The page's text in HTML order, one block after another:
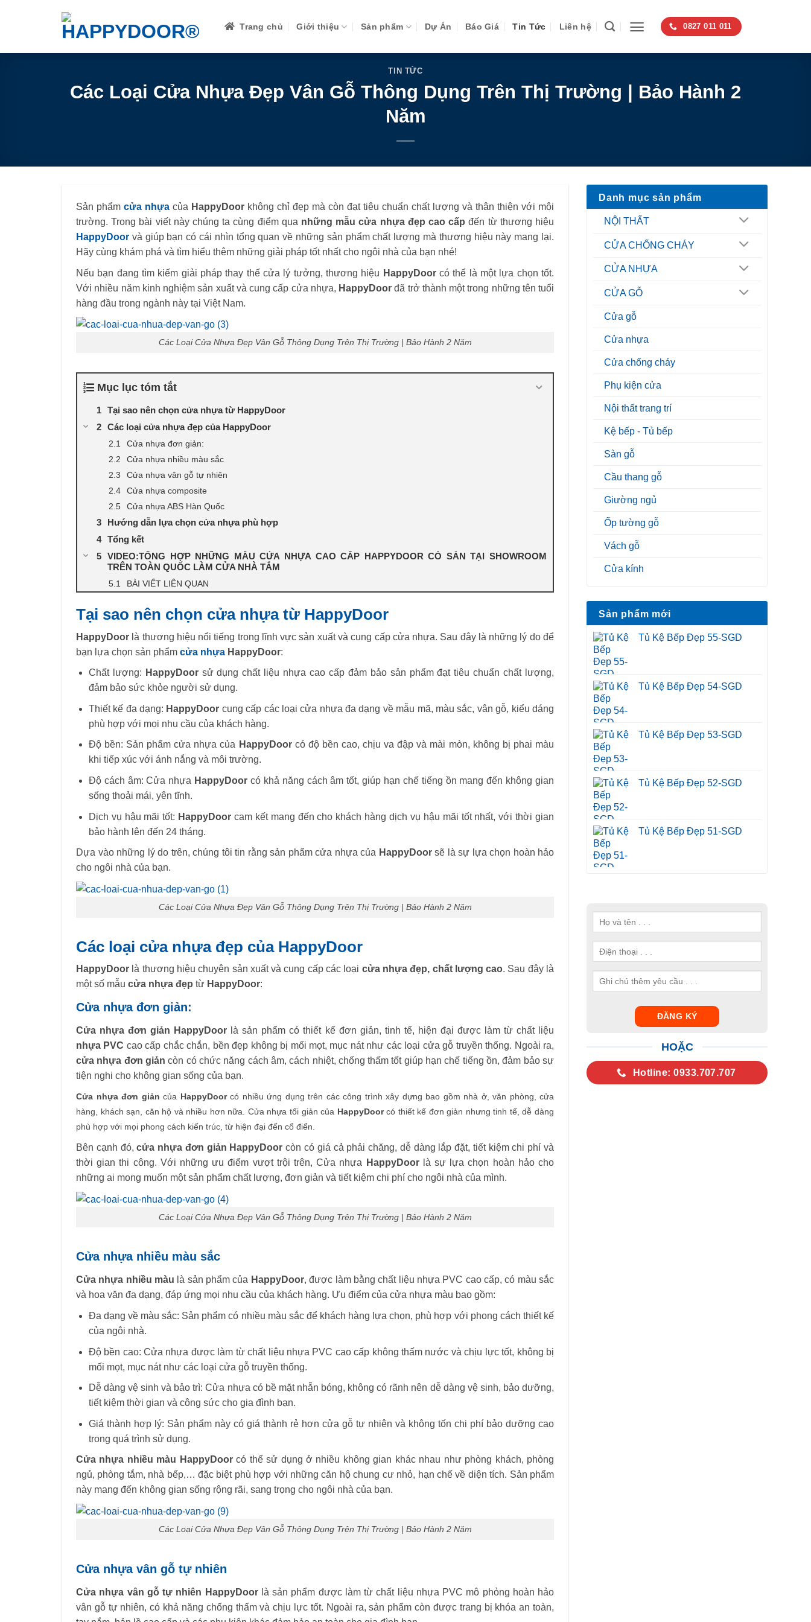
Trang chủ Giới thiệu Sản phẩm Dự Án Báo Giá Tin Tức Liên hệ 0827 011 011
TIN TỨC
Các Loại Cửa Nhựa Đẹp Vân Gỗ Thông Dụng Trên Thị Trường | Bảo Hành 2
Năm
Sản phẩm cửa nhựa của HappyDoor không chỉ đẹp mà còn đạt tiêu chuẩn chất lượng và thân thiện với môi
trường. Trong bài viết này chúng ta cùng điểm qua những mẫu cửa nhựa đẹp cao cấp đến từ thương hiệu
HappyDoor và giúp bạn có cái nhìn tổng quan về những sản phẩm chất lượng mà thương hiệu này mang lại.
Hãy cùng khám phá và tìm hiểu thêm những giải pháp tốt nhất cho ngôi nhà của bạn nhé!
Nếu bạn đang tìm kiếm giải pháp thay thế cửa lý tưởng, thương hiệu HappyDoorcó thể là một lựa chọn tốt.
Với nhiều năm kinh nghiệm sản xuất và cung cấp cửa nhựa, HappyDoor đã trở thành một trong những tên tuổi
hàng đầu trong ngành này tại Việt Nam.
Các Loại Cửa Nhựa Đẹp Vân Gỗ Thông Dụng Trên Thị Trường | Bảo Hành 2 Năm
Mục lục tóm tắt
Tại sao nên chọn cửa nhựa từ HappyDoor
Các loại cửa nhựa đẹp của HappyDoor
Cửa nhựa đơn giản:
Cửa nhựa nhiều màu sắc
Cửa nhựa vân gỗ tự nhiên
Cửa nhựa composite
Cửa nhựa ABS Hàn Quốc
Hướng dẫn lựa chọn cửa nhựa phù hợp
Tổng kết
VIDEO:TỔNG HỢP NHỮNG MẪU CỬA NHỰA CAO CẤP HAPPYDOOR CÓ SẴN TẠI SHOWROOM
TRÊN TOÀN QUỐC LÀM CỬA NHÀ TẮM
BÀI VIẾT LIÊN QUAN
Tại sao nên chọn cửa nhựa từ HappyDoor
HappyDoor là thương hiệu nổi tiếng trong lĩnh vực sản xuất và cung cấp cửa nhựa. Sau đây là những lý do để
bạn lựa chọn sản phẩm cửa nhựa HappyDoor:
Chất lượng: HappyDoorsử dụng chất liệu nhựa cao cấp đảm bảo sản phẩm đạt tiêu chuẩn chất lượng,
đảm bảo sức khỏe người sử dụng.
Thiết kế đa dạng: HappyDoor cung cấp các loại cửa nhựa đa dạng về mẫu mã, màu sắc, vân gỗ, kiểu dáng
phù hợp với mọi nhu cầu của khách hàng.
Độ bền: Sản phẩm cửa nhựa của HappyDoorcó độ bền cao, chịu va đập và mài mòn, không bị phai màu
khi tiếp xúc với ánh nắng và môi trường.
Độ cách âm: Cửa nhựa HappyDoor có khả năng cách âm tốt, giúp hạn chế tiếng ồn mang đến không gian
sống thoải mái, yên tĩnh.
Dịch vụ hậu mãi tốt: HappyDoor cam kết mang đến cho khách hàng dịch vụ hậu mãi tốt nhất, với thời gian
bảo hành lên đến 24 tháng.
Dựa vào những lý do trên, chúng tôi tin rằng sản phẩm cửa nhựa của HappyDoorsẽ là sự lựa chọn hoàn hảo
cho ngôi nhà của bạn.
Các Loại Cửa Nhựa Đẹp Vân Gỗ Thông Dụng Trên Thị Trường | Bảo Hành 2 Năm
Các loại cửa nhựa đẹp của HappyDoor
HappyDoor là thương hiệu chuyên sản xuất và cung cấp các loại cửa nhựa đẹp, chất lượng cao. Sau đây là
một số mẫu cửa nhựa đẹp từ HappyDoor:
Cửa nhựa đơn giản:
Cửa nhựa đơn giản HappyDoor là sản phẩm có thiết kế đơn giản, tinh tế, hiện đại được làm từ chất liệu
nhựa PVC cao cấp chắc chắn, bền đẹp không bị mối mọt, mục nát như các loại cửa gỗ truyền thống. Ngoài ra,
cửa nhựa đơn giản còn có chức năng cách âm, cách nhiệt, chống thấm tốt giúp hạn chế tiếng ồn, đảm bảo sự
tiện nghi cho không gian sống của bạn.
Cửa nhựa đơn giản của HappyDoorcó nhiều ứng dụng trên các công trình xây dựng bao gồm nhà ở, văn phòng, cửa
hàng, khách sạn, căn hộ và nhiều hơn nữa. Cửa nhựa tối giản của HappyDoorcó thiết kế đơn giản nhưng tinh tế, dễ dàng
phù hợp với mọi phong cách kiến ​​trúc, từ hiện đại đến cổ điển.
Bên cạnh đó,cửa nhựa đơn giản HappyDoor còn có giá cả phải chăng, dễ dàng lắp đặt, tiết kiệm chi phí và
thời gian thi công. Với những ưu điểm vượt trội trên, Cửa nhựa
HappyDoorlà sự lựa chọn hoàn hảo cho
những ai mong muốn một sản phẩm chất lượng, đơn giản và tiết kiệm chi phí cho ngôi nhà của mình.
Các Loại Cửa Nhựa Đẹp Vân Gỗ Thông Dụng Trên Thị Trường | Bảo Hành 2 Năm
Cửa nhựa nhiều màu sắc
Cửa nhựa nhiều màu là sản phẩm của HappyDoor, được làm bằng chất liệu nhựa PVC cao cấp, có màu sắc
và hoa văn đa dạng, đáp ứng mọi nhu cầu của khách hàng. Ưu điểm của cửa nhựa màu bao gồm:
Đa dạng về màu sắc: Sản phẩm có nhiều màu sắc để khách hàng lựa chọn, phù hợp với phong cách thiết kế
của ngôi nhà.
Độ bền cao: Cửa nhựa được làm từ chất liệu nhựa PVC cao cấp không thấm nước và chịu lực tốt, không bị
mối mọt, mục nát như các loại cửa gỗ truyền thống.
Dễ dàng vệ sinh và bảo trì: Cửa nhựa có bề mặt nhẵn bóng, không có rãnh nên dễ dàng vệ sinh, bảo dưỡng,
tiết kiệm thời gian và công sức cho gia đình bạn.
Giá thành hợp lý: Sản phẩm này có giá thành rẻ hơn cửa gỗ tự nhiên và không tốn chi phí bảo dưỡng cao
trong quá trình sử dụng.
Cửa nhựa nhiều màu HappyDoorcó thể sử dụng ở nhiều không gian khác nhau như phòng khách, phòng
ngủ, phòng tắm, nhà bếp,… đặc biệt phù hợp với những căn hộ chung cư nhỏ, hạn chế về diện tích. Sản phẩm
này mang đến không gian sống rộng rãi, sang trọng cho ngôi nhà của bạn.
Các Loại Cửa Nhựa Đẹp Vân Gỗ Thông Dụng Trên Thị Trường | Bảo Hành 2 Năm
Cửa nhựa vân gỗ tự nhiên
Cửa nhựa vân gỗ tự nhiên HappyDoorlà sản phẩm được làm từ chất liệu nhựa PVC mô phỏng hoàn hảo
vân gỗ tự nhiên, có khả năng chống thấm và chịu lực tốt. Ngoài ra, sản phẩm còn được trang bị khóa an toàn,
Danh mục sản phẩm
NỘI THẤT
CỬA CHỐNG CHÁY
CỬA NHỰA
CỬA GỖ
Cửa gỗ
Cửa nhựa
Cửa chống cháy
Phụ kiện cửa
Nội thất trang trí
Kệ bếp - Tủ bếp
Sàn gỗ
Cầu thang gỗ
Giường ngủ
Ốp tường gỗ
Vách gỗ
Cửa kính
Sản phẩm mới
Tủ Kệ Bếp Đẹp 55-SGD
Tủ Kệ Bếp Đẹp 54-SGD
Tủ Kệ Bếp Đẹp 53-SGD
Tủ Kệ Bếp Đẹp 52-SGD
Tủ Kệ Bếp Đẹp 51-SGD
HOẶC
Hotline: 0933.707.707